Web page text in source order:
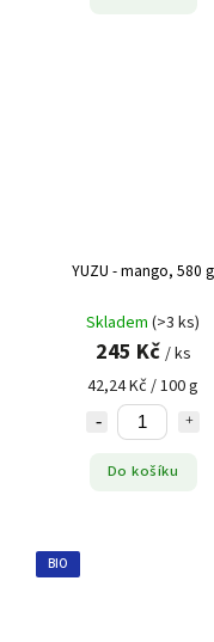
YUZU - mango, 580 g
Skladem (>3 ks)
245 Kč / ks
42,24 Kč / 100 g
Do košíku
BIO